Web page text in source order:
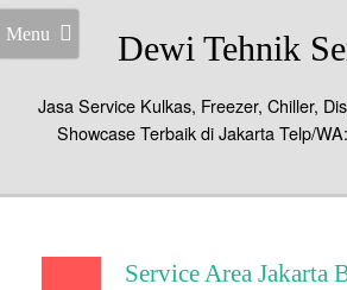
Menu Dewi Tehnik
Jasa Service Kulkas, Freezer, Chiller,
Showcase Terbaik di Jakarta Telp/
Service Area Jakarta